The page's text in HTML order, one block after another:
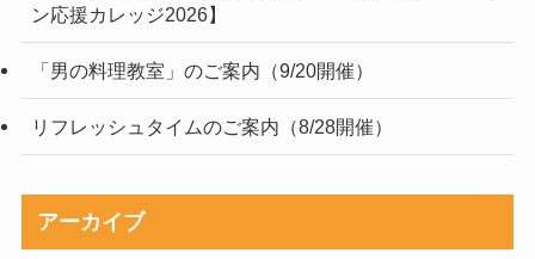
ン応援カレッジ2026】
「男の料理教室」のご案内（9/20開催）
リフレッシュタイムのご案内（8/28開催）
アーカイブ